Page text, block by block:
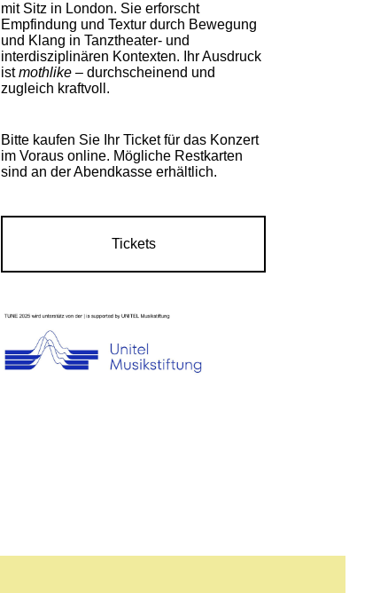
mit Sitz in London. Sie erforscht
Empfindung und Textur durch Bewegung
und Klang in Tanztheater- und
interdisziplinären Kontexten. Ihr Ausdruck
istmothlike – durchscheinend und
zugleich kraftvoll.
Bitte kaufen Sie Ihr Ticket für das Konzert
im Voraus online. Mögliche Restkarten
sind an der Abendkasse erhältlich.
Tickets